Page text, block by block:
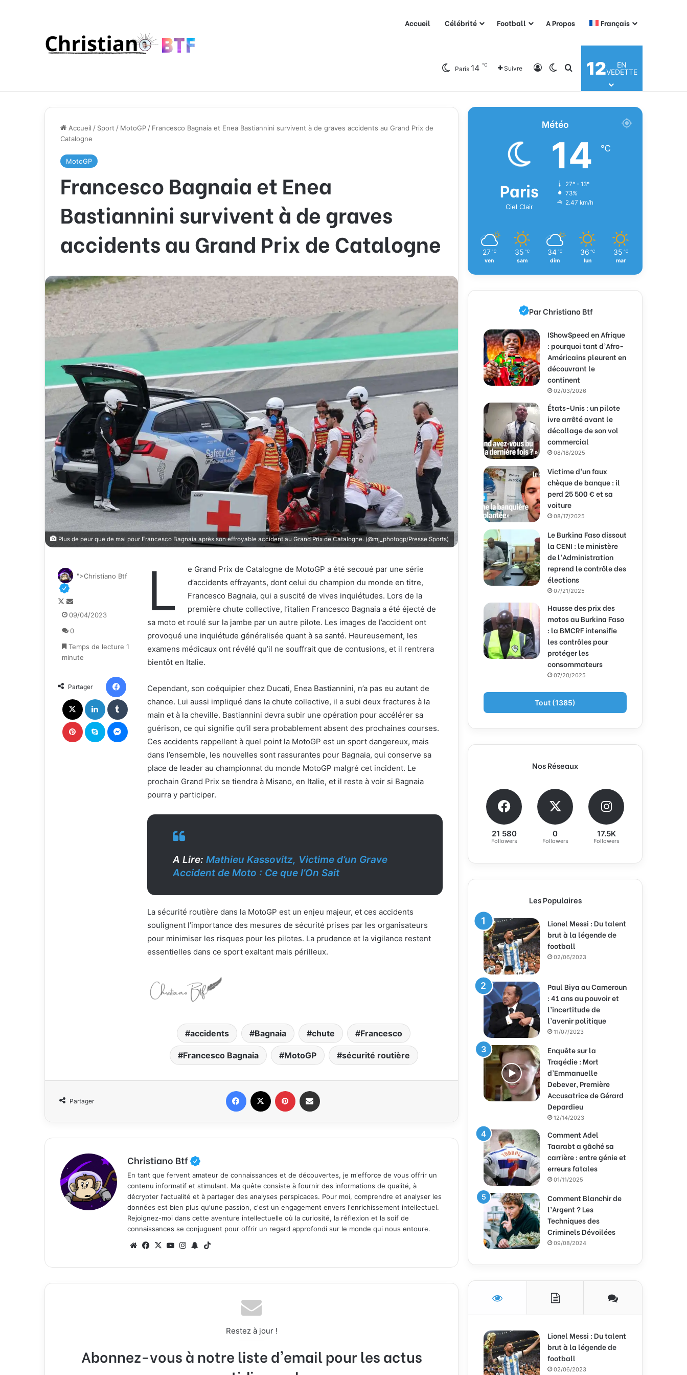
Accueil Célébrité Football A Propos Français
Paris 14 ℃ Suivre ConnexionSwitch skin
Rechercher
12
EN
VEDETTE
Accueil / Sport / MotoGP / Francesco Bagnaia et Enea Bastiannini survivent à de graves accidents au Grand Prix de
Catalogne
MotoGP
Francesco Bagnaia et Enea
Bastiannini survivent à de graves
accidents au Grand Prix de Catalogne
Plus de peur que de mal pour Francesco Bagnaia après son effroyable accident au Grand Prix de Catalogne. (@mj_photogp/Presse Sports)
L
e Grand Prix de Catalogne de MotoGP a été secoué par une série
d’accidents effrayants, dont celui du champion du monde en titre,
Francesco Bagnaia, qui a suscité de vives inquiétudes. Lors de la
première chute collective, l’italien Francesco Bagnaia a été éjecté de
sa moto et roulé sur la jambe par un autre pilote. Les images de l’accident ont
provoqué une inquiétude généralisée quant à sa santé. Heureusement, les
examens médicaux ont révélé qu’il ne souffrait que de contusions, et il rentrera
bientôt en Italie.
Cependant, son coéquipier chez Ducati, Enea Bastiannini, n’a pas eu autant de
chance. Lui aussi impliqué dans la chute collective, il a subi deux fractures à la
main et à la cheville. Bastiannini devra subir une opération pour accélérer sa
guérison, ce qui signifie qu’il sera probablement absent des prochaines courses.
Ces accidents rappellent à quel point la MotoGP est un sport dangereux, mais
dans l’ensemble, les nouvelles sont rassurantes pour Bagnaia, qui conserve sa
place de leader au championnat du monde MotoGP malgré cet incident. Le
prochain Grand Prix se tiendra à Misano, en Italie, et il reste à voir si Bagnaia
pourra y participer.
A Lire: Mathieu Kassovitz, Victime d’un Grave
Accident de Moto : Ce que l’On Sait
La sécurité routière dans la MotoGP est un enjeu majeur, et ces accidents
soulignent l’importance des mesures de sécurité prises par les organisateurs
pour minimiser les risques pour les pilotes. La prudence et la vigilance restent
essentielles dans ce sport exaltant mais périlleux.
accidents Bagnaia chute Francesco
Francesco Bagnaia MotoGP sécurité routière
">Christiano Btf
F
o
l
o
w
X
n
o
y
e
n
c
o
u
r
r
09/04/2023
0
Temps de lecture 1
minute
Partager
Partager
Christiano Btf
En tant que fervent amateur de connaissances et de découvertes, je m'efforce de vous offrir un
contenu informatif et stimulant. Ma quête consiste à fournir des informations de qualité, à
décrypter l'actualité et à partager des analyses perspicaces. Pour moi, comprendre et analyser les
données est bien plus qu'une passion, c'est un engagement envers l'enrichissement intellectuel.
Rejoignez-moi dans cette aventure intellectuelle où la curiosité, la réflexion et la soif de
connaissances se conjuguent pour offrir un regard approfondi sur le monde qui nous entoure.
We
te
Fa
bo
ok
X
Yo
ub
e
Ins
ra
m
Sn
ch
at
k
Restez à jour !
Abonnez-vous à notre liste d'email pour les actus
Météo
Paris
Ciel Clair
14 ℃
27º - 13º
73%
2.47 km/h
27 ℃
ven
35 ℃
sam
34 ℃
dim
36 ℃
lun
35 ℃
mar
Par Christiano Btf
IShowSpeed en Afrique
: pourquoi tant d’Afro-
Américains pleurent en
découvrant le
continent
02/03/2026
États-Unis : un pilote
ivre arrêté avant le
décollage de son vol
commercial
08/18/2025
Victime d’un faux
chèque de banque : il
perd 25 500 € et sa
voiture
08/17/2025
Le Burkina Faso dissout
la CENI : le ministère
de l’Administration
reprend le contrôle des
élections
07/21/2025
Hausse des prix des
motos au Burkina Faso
: la BMCRF intensifie
les contrôles pour
protéger les
consommateurs
07/20/2025
Tout (1385)
Nos Réseaux
21 580
Followers
0
Followers
17.5K
Followers
Les Populaires
Lionel Messi : Du talent
brut à la légende de
football
02/06/2023
Paul Biya au Cameroun
: 41 ans au pouvoir et
l’incertitude de
l’avenir politique
11/07/2023
Enquête sur la
Tragédie : Mort
d’Emmanuelle
Debever, Première
Accusatrice de Gérard
Depardieu
12/14/2023
Comment Adel
Taarabt a gâché sa
carrière : entre génie et
erreurs fatales
01/11/2025
Comment Blanchir de
l’Argent ? Les
Techniques des
Criminels Dévoilées
09/08/2024
Lionel Messi : Du talent
brut à la légende de
football
02/06/2023